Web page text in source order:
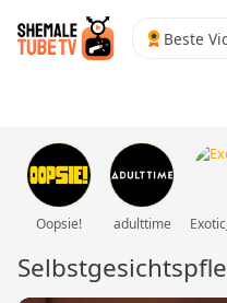
Beste
Oopsie! adulttime